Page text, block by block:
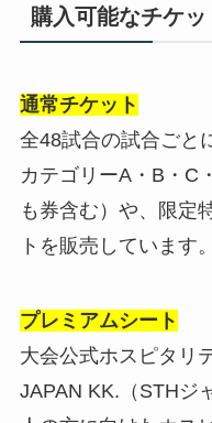
購入可能なチケッ
通常チケット
全48試合の試合ごと
カテゴリーA・B・C
も券含む）や、限定
トを販売しています。
プレミアムシート
大会公式ホスピタリ
JAPAN KK.（STHジ